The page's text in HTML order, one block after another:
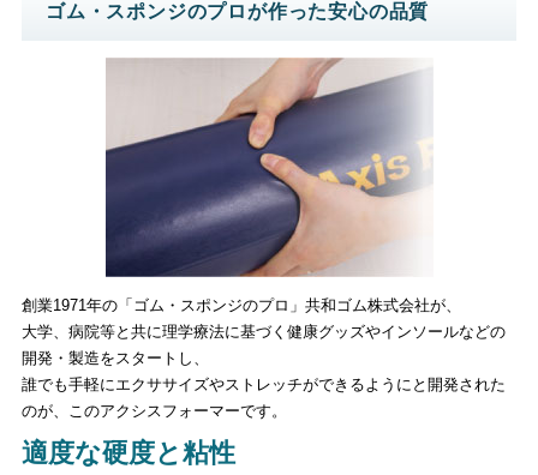
ゴム・スポンジのプロが作った安心の品質
創業1971年の「ゴム・スポンジのプロ」共和ゴム株式会社が、
大学、病院等と共に理学療法に基づく健康グッズやインソールなどの
開発・製造をスタートし、
誰でも手軽にエクササイズやストレッチができるようにと開発された
のが、このアクシスフォーマーです。
適度な硬度と粘性